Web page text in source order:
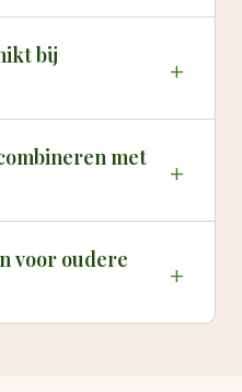
bij
+
met
+
voor oudere
+